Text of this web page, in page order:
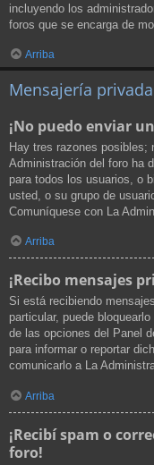
incluyendo los
foros que se encarga de
Arriba
Mensajería privada
¡No puedo enviar
Hay tres razones posibles;
Administración del foro ha
para todos los usuarios, o
usted, o su grupo de
Comuníquese con La
Arriba
¡Recibo mensajes
Si está recibiendo
particular, puede
de las opciones del Panel
para informar o reportar
comunicarlo a La
Arriba
¡Recibí spam o
foro!